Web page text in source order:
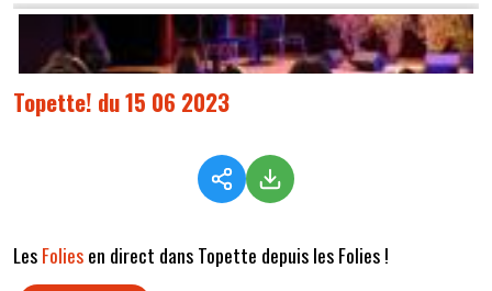
Topette! du 15 06 2023
LesFoliesen direct dans Topette depuis les Folies !